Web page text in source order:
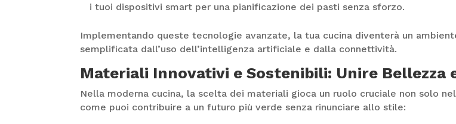
i tuoi dispositivi smart per una pianificazione dei pasti senza sforzo.
Implementando queste tecnologie avanzate, la tua cucina diventerà un
semplificata dall’uso dell’intelligenza artificiale e dalla connettività.
Materiali Innovativi e Sostenibili: Unire Bellezza
Nella moderna cucina, la scelta dei materiali gioca un ruolo cruciale non solo
come puoi contribuire a un futuro più verde senza rinunciare allo stile: